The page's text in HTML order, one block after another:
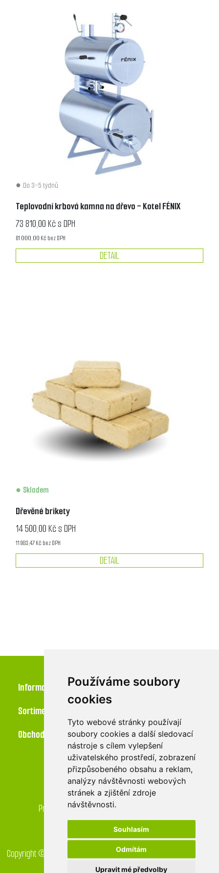
Používáme soubory
cookies
Tyto webové stránky používají
soubory cookies a další sledovací
nástroje s cílem vylepšení
uživatelského prostředí, zobrazení
přizpůsobeného obsahu a reklam,
analýzy návštěvnosti webových
stránek a zjištění zdroje
návštěvnosti.
Souhlasím
Odmítám
Upravit mé předvolby
Do 3-5 týdnů
Teplovodní krbová kamna na dřevo - Kotel FÉNIX
73 810,00 Kč s DPH
61 000,00 Kč bez DPH
DETAIL
Skladem
Dřevěné brikety
14 500,00 Kč s DPH
11 983,47 Kč bez DPH
DETAIL
Informace
Sortiment
Obchod
Kontakt
LU-MI servis s.r.o.
Průmyslová 455/17, 568 02 Svitavy - Lačnov
Copyright © 2026 GreenDrop obchod. Všechna práva vyhrazena.
Created byDigital One